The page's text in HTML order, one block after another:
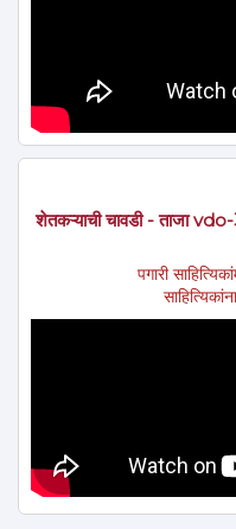
शेतकऱ्याची चावडी - ताजा
पगारी